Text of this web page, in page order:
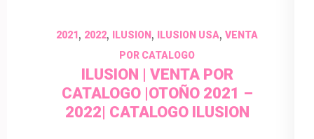
2021, 2022, ILUSION, ILUSION USA, VENTA
POR CATALOGO
ILUSION | VENTA POR
CATALOGO |OTOÑO 2021 –
2022| CATALOGO ILUSION